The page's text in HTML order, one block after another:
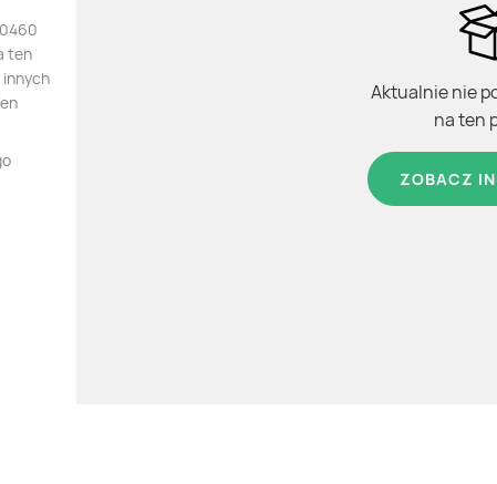
ten
innych
Aktualnie nie
na ten
ZOBACZ